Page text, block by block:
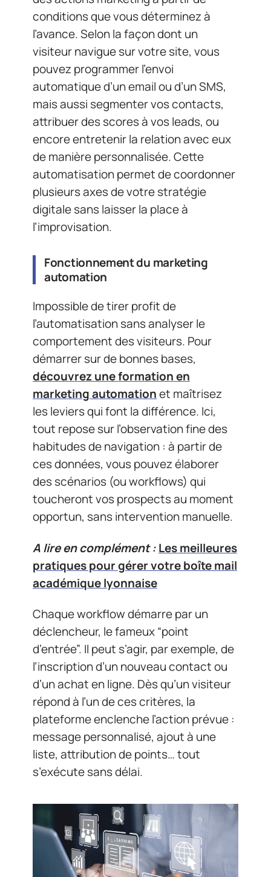
conditions que vous déterminez à
l’avance. Selon la façon dont un
visiteur navigue sur votre site, vous
pouvez programmer l’envoi
automatique d’un email ou d’un SMS,
mais aussi segmenter vos contacts,
attribuer des scores à vos leads, ou
encore entretenir la relation avec eux
de manière personnalisée. Cette
automatisation permet de coordonner
plusieurs axes de votre stratégie
digitale sans laisser la place à
l’improvisation.
Fonctionnement du marketing
automation
Impossible de tirer profit de
l’automatisation sans analyser le
comportement des visiteurs. Pour
démarrer sur de bonnes bases,
découvrez une formation en
marketing automationet maîtrisez
les leviers qui font la différence. Ici,
tout repose sur l’observation fine des
habitudes de navigation : à partir de
ces données, vous pouvez élaborer
des scénarios (ou workflows) qui
toucheront vos prospects au moment
opportun, sans intervention manuelle.
A lire en complément :Les meilleures
pratiques pour gérer votre boîte mail
académique lyonnaise
Chaque workflow démarre par un
déclencheur, le fameux “point
d’entrée”. Il peut s’agir, par exemple, de
l’inscription d’un nouveau contact ou
d’un achat en ligne. Dès qu’un visiteur
répond à l’un de ces critères, la
plateforme enclenche l’action prévue :
message personnalisé, ajout à une
liste, attribution de points… tout
s’exécute sans délai.